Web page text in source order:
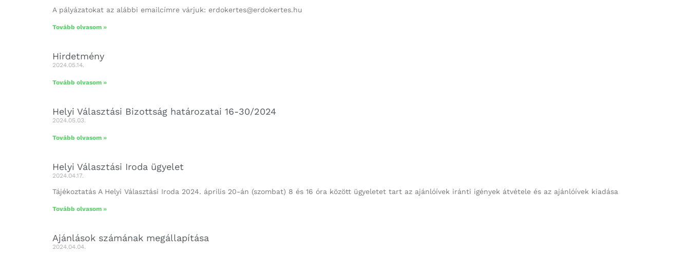
A pályázatokat az alábbi emailcímre várjuk: erdokertes@erdokertes.hu
Tovább olvasom »
Hirdetmény
2024.05.14.
Tovább olvasom »
Helyi Választási Bizottság határozatai 16-30/2024
2024.05.03.
Tovább olvasom »
Helyi Választási Iroda ügyelet
2024.04.17.
Tájékoztatás A Helyi Választási Iroda 2024. április 20-án (szombat) 8 és 16 óra között ügyeletet tart az ajánlóívek iránti igények átvétele és az ajánlóívek kiadása
Tovább olvasom »
Ajánlások számának megállapítása
2024.04.04.